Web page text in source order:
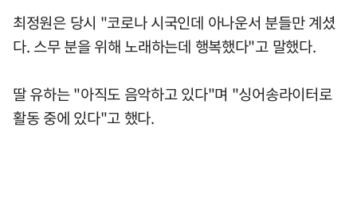
최정원은 당시 "코로나 시국인데 아나운서 분들만 계셨
다. 스무 분을 위해 노래하는데 행복했다"고 말했다.
딸 유하는 "아직도 음악하고 있다"며 "싱어송라이터로
활동 중에 있다"고 했다.